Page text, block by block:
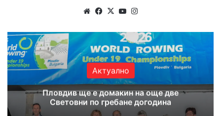
WebsiteFacebook
X YouTube
Актуално
Пловдив ще е домакин на още две
Световни по гребане догодина